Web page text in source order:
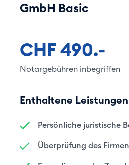
GmbH Basic
CHF 490.-
Notargebühren inbegriffen
Enthaltene
Persönliche juristische
Überprüfung des